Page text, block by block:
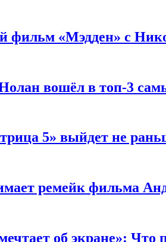
фильм «Мэдден» с
вошёл в топ-3
5» выйдет не
ремейк фильма
об экране»: Что